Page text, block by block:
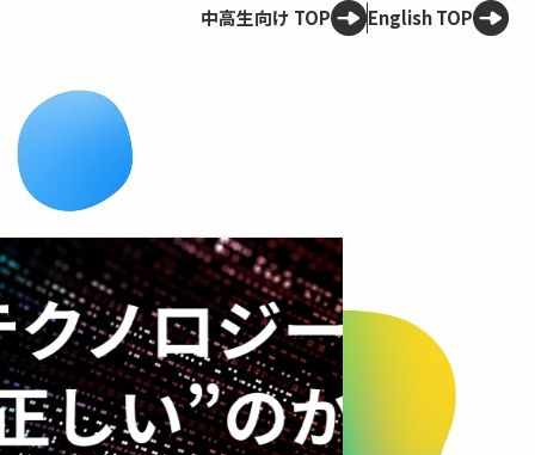
中高生向け TOP English TOP
ける
30年後、世界
問の“悪”、共
問いから、未